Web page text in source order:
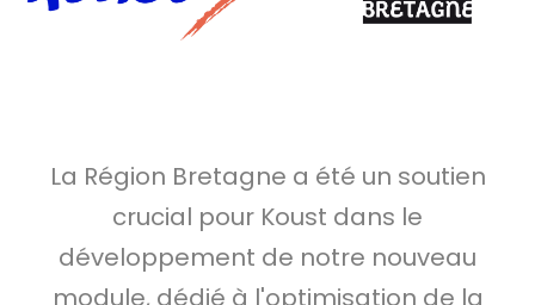
La Région Bretagne a été un soutien
crucial pour Koust dans le
développement de notre nouveau